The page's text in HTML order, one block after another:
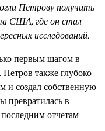
Петрову получить
США, где он стал
исследований.
первым шагом в
Петров также глубоко
и создал собственную
превратилась в
отчетам